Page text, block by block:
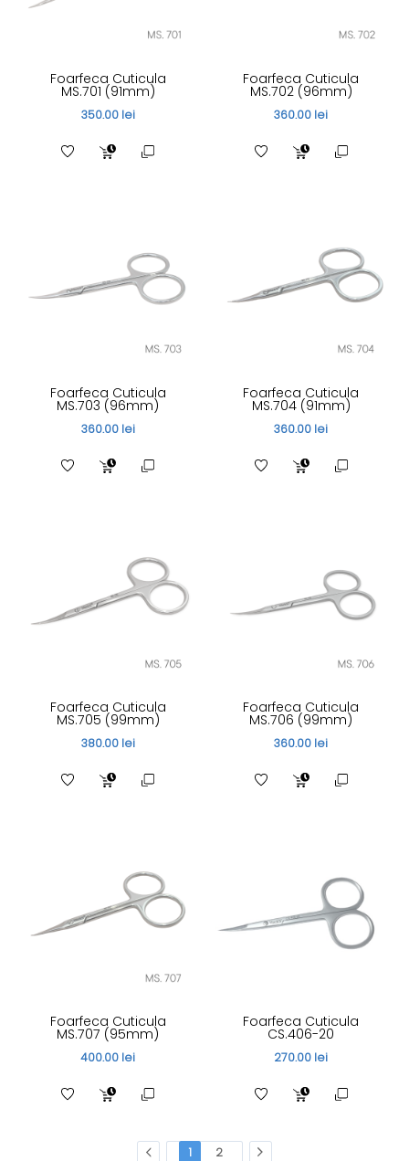
Foarfeca Cuticula
MS.701 (91mm)
350.00 lei
Foarfeca Cuticula
MS.702 (96mm)
360.00 lei
Foarfeca Cuticula
MS.703 (96mm)
360.00 lei
Foarfeca Cuticula
MS.704 (91mm)
360.00 lei
Foarfeca Cuticula
MS.705 (99mm)
380.00 lei
Foarfeca Cuticula
MS.706 (99mm)
360.00 lei
Foarfeca Cuticula
MS.707 (95mm)
400.00 lei
Foarfeca Cuticula
CS.406-20
270.00 lei
1 2